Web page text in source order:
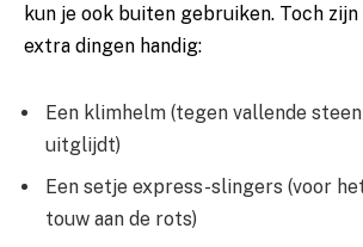
kun je ook buiten gebruiken. Toch
extra dingen handig:
Een klimhelm (tegen vallende
uitglijdt)
Een setje express-slingers (voor
touw aan de rots)